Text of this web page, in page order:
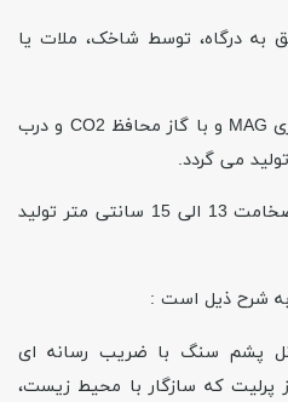
به درگاه، توسط شاخک، ملات یا
درب ضد حریق ایرانی با جوشکاری MAG و با گاز محافظ CO2 و درب
می گردد.
چهارچوب دربهای ضد حریق با ضخامت 13 الی 15 سانتی متر تولید
به شرح ذیل است :
پشم سنگ با ضریب رسانه ای
پرلیت که سازگار با محیط زیست،